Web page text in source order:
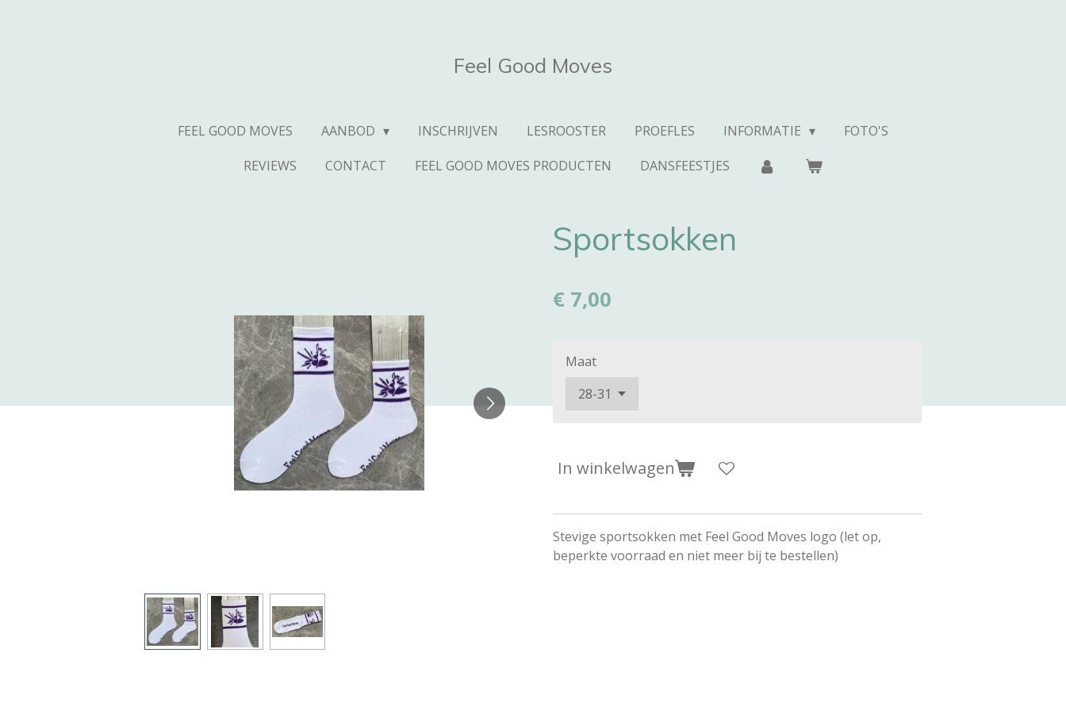
Feel Good Moves
FEEL GOOD MOVES AANBOD INSCHRIJVEN LESROOSTER PROEFLES INFORMATIE
FOTO'S
REVIEWS
CONTACT FEEL GOOD MOVES PRODUCTEN DANSFEESTJES
Sportsokken
€ 7,00
Maat
In winkelwagen
Stevige sportsokken met Feel Good Moves logo (let op,
beperkte voorraad en niet meer bij te bestellen)